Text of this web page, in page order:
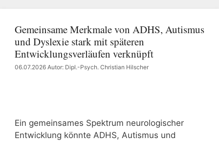
Gemeinsame Merkmale von ADHS, Autismus
und Dyslexie stark mit späteren
Entwicklungsverläufen verknüpft
06.07.2026 Autor: Dipl.-Psych. Christian Hilscher
Ein gemeinsames Spektrum neurologischer
Entwicklung könnte ADHS, Autismus und